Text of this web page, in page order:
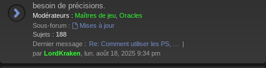
besoin de précisions.
Modérateurs : Maîtres de jeu Oracles
Sous-forum :
Mises à jour
Sujets : 188
Dernier message : Re: Comment utiliser les PS, …
par LordKraken , lun. août 18, 2025 9:34 pm